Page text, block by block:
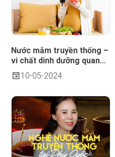
Nước mắm truyền thống –
vi chất dinh dưỡng quan
trọng cho mẹ bầu
10 05-2024